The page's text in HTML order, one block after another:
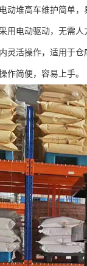
动堆高车维护简单，
用电动驱动，无需人
灵活操作，适用于仓
作简便，容易上手。